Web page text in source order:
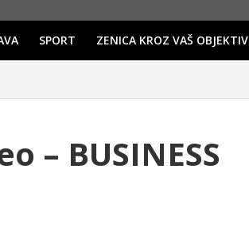
SPORT ZENICA KROZ VAŠ OBJEKTIV
– BUSINESS